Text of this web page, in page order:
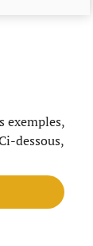
exemples,
dessous,